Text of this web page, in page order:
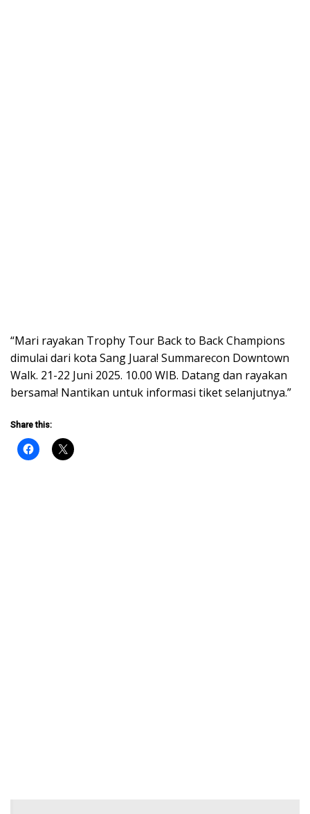
“Mari rayakan Trophy Tour Back to Back Champions
dimulai dari kota Sang Juara! Summarecon Downtown
Walk. 21-22 Juni 2025. 10.00 WIB. Datang dan rayakan
bersama! Nantikan untuk informasi tiket selanjutnya.”
Share this: